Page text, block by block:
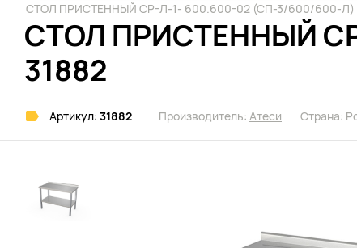
СТОЛ ПРИСТЕННЫЙ СР-Л-1- 600.600-02 (СП-3/600/600-Л)
СТОЛ ПРИСТЕННЫЙ
31882
Артикул: 31882 Производитель: Атеси Страна: